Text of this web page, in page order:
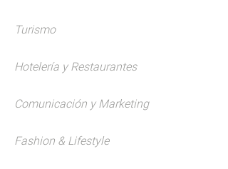
Turismo
Hotelería y Restaurantes
Comunicación y Marketing
Fashion & Lifestyle